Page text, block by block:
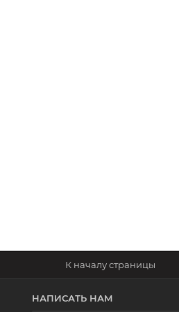
НАПИСАТЬ НАМ